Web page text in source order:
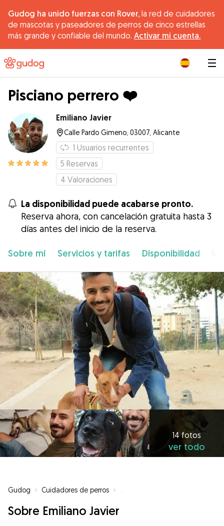
Gudog ha unido fuerzas con Rover, la red de cuidadores
de mascotas y paseadores de perros de cinco estrellas
más grande y confiable del mundo. Activar mi cuenta.
Pisciano perrero ❤️
Emiliano Javier
Calle Pardo Gimeno, 03007, Alicante
1 Usuarios recurrentes
5 Reservas
4 Valoraciones
La disponibilidad puede acabarse pronto.
Reserva ahora, con cancelación gratuita hasta 3
días antes del inicio de la reserva.
Sobre mí Servicios y tarifas Disponibilidad
14 fotos
ver todo
Gudog » Cuidadores de perros »
Sobre Emiliano Javier